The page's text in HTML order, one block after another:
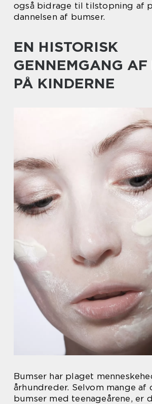
også bidrage til tilstopning af
dannelsen af bumser.
EN HISTORISK
GENNEMGANG AF
PÅ KINDERNE
Bumser har plaget
århundreder. Selvom mange af
bumser med teenageårene, er